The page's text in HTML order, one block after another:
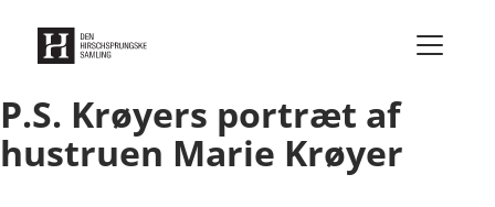
P.S. Krøyers portræt af
hustruen Marie Krøyer